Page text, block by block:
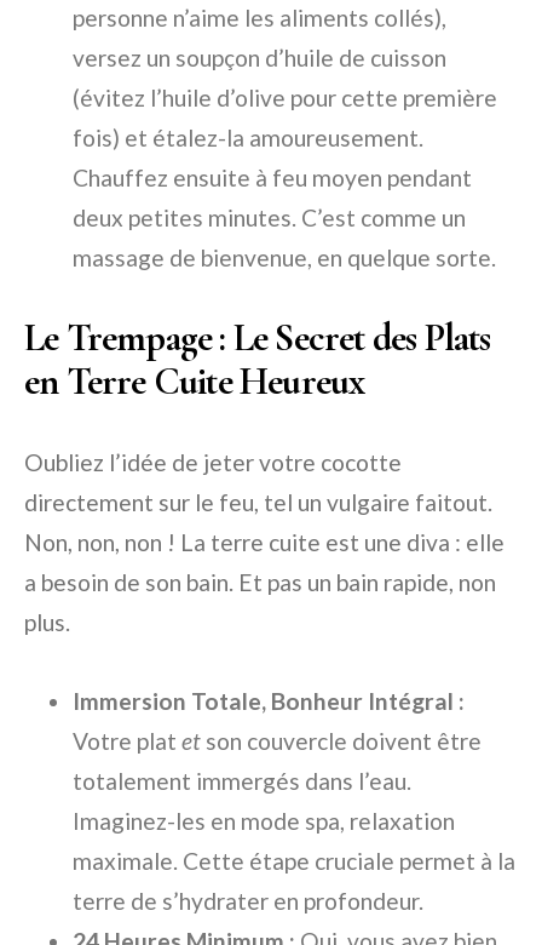
personne n’aime les aliments collés),
versez un soupçon d’huile de cuisson
(évitez l’huile d’olive pour cette première
fois) et étalez-la amoureusement.
Chauffez ensuite à feu moyen pendant
deux petites minutes. C’est comme un
massage de bienvenue, en quelque sorte.
Le Trempage : Le Secret des Plats
en Terre Cuite Heureux
Oubliez l’idée de jeter votre cocotte
directement sur le feu, tel un vulgaire faitout.
Non, non, non ! La terre cuite est une diva : elle
a besoin de son bain. Et pas un bain rapide, non
plus.
Immersion Totale, Bonheur Intégral :
Votre plat et son couvercle doivent être
totalement immergés dans l’eau.
Imaginez-les en mode spa, relaxation
maximale. Cette étape cruciale permet à la
terre de s’hydrater en profondeur.